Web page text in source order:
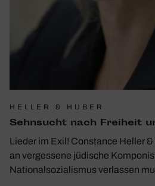
HELLER & HUBER
Sehn­sucht nach Frei­heit
Lieder im Exil! Constance Heller
an vergessene jüdische
Nationalsozialismus verlassen